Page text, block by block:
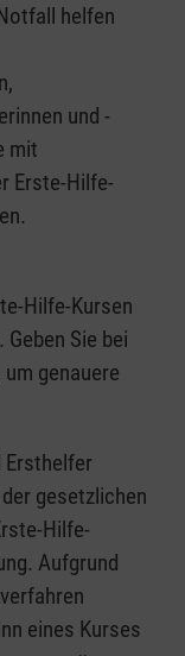
helfen
und -
mit
Erste-Hilfe-
Hilfe-Kursen
Sie bei
genauere
Ersthelfer
gesetzlichen
Hilfe-
Aufgrund
eines Kurses